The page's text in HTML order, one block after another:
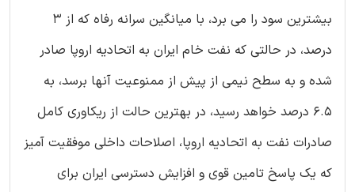
بیشترین سود را می برد، با میانگین سرانه رفاه که از 3
درصد، در حالتی که نفت خام ایران به اتحادیه اروپا صادر
شده و به سطح نیمی از پیش از ممنوعیت آنها برسد، به
6.5 درصد خواهد رسید، در بهترین حالت از ریکاوری کامل
صادرات نفت به اتحادیه اروپا، اصلاحات داخلی موفقیت آمیز
که یک پاسخ تامین قوی و افزایش دسترسی ایران برای